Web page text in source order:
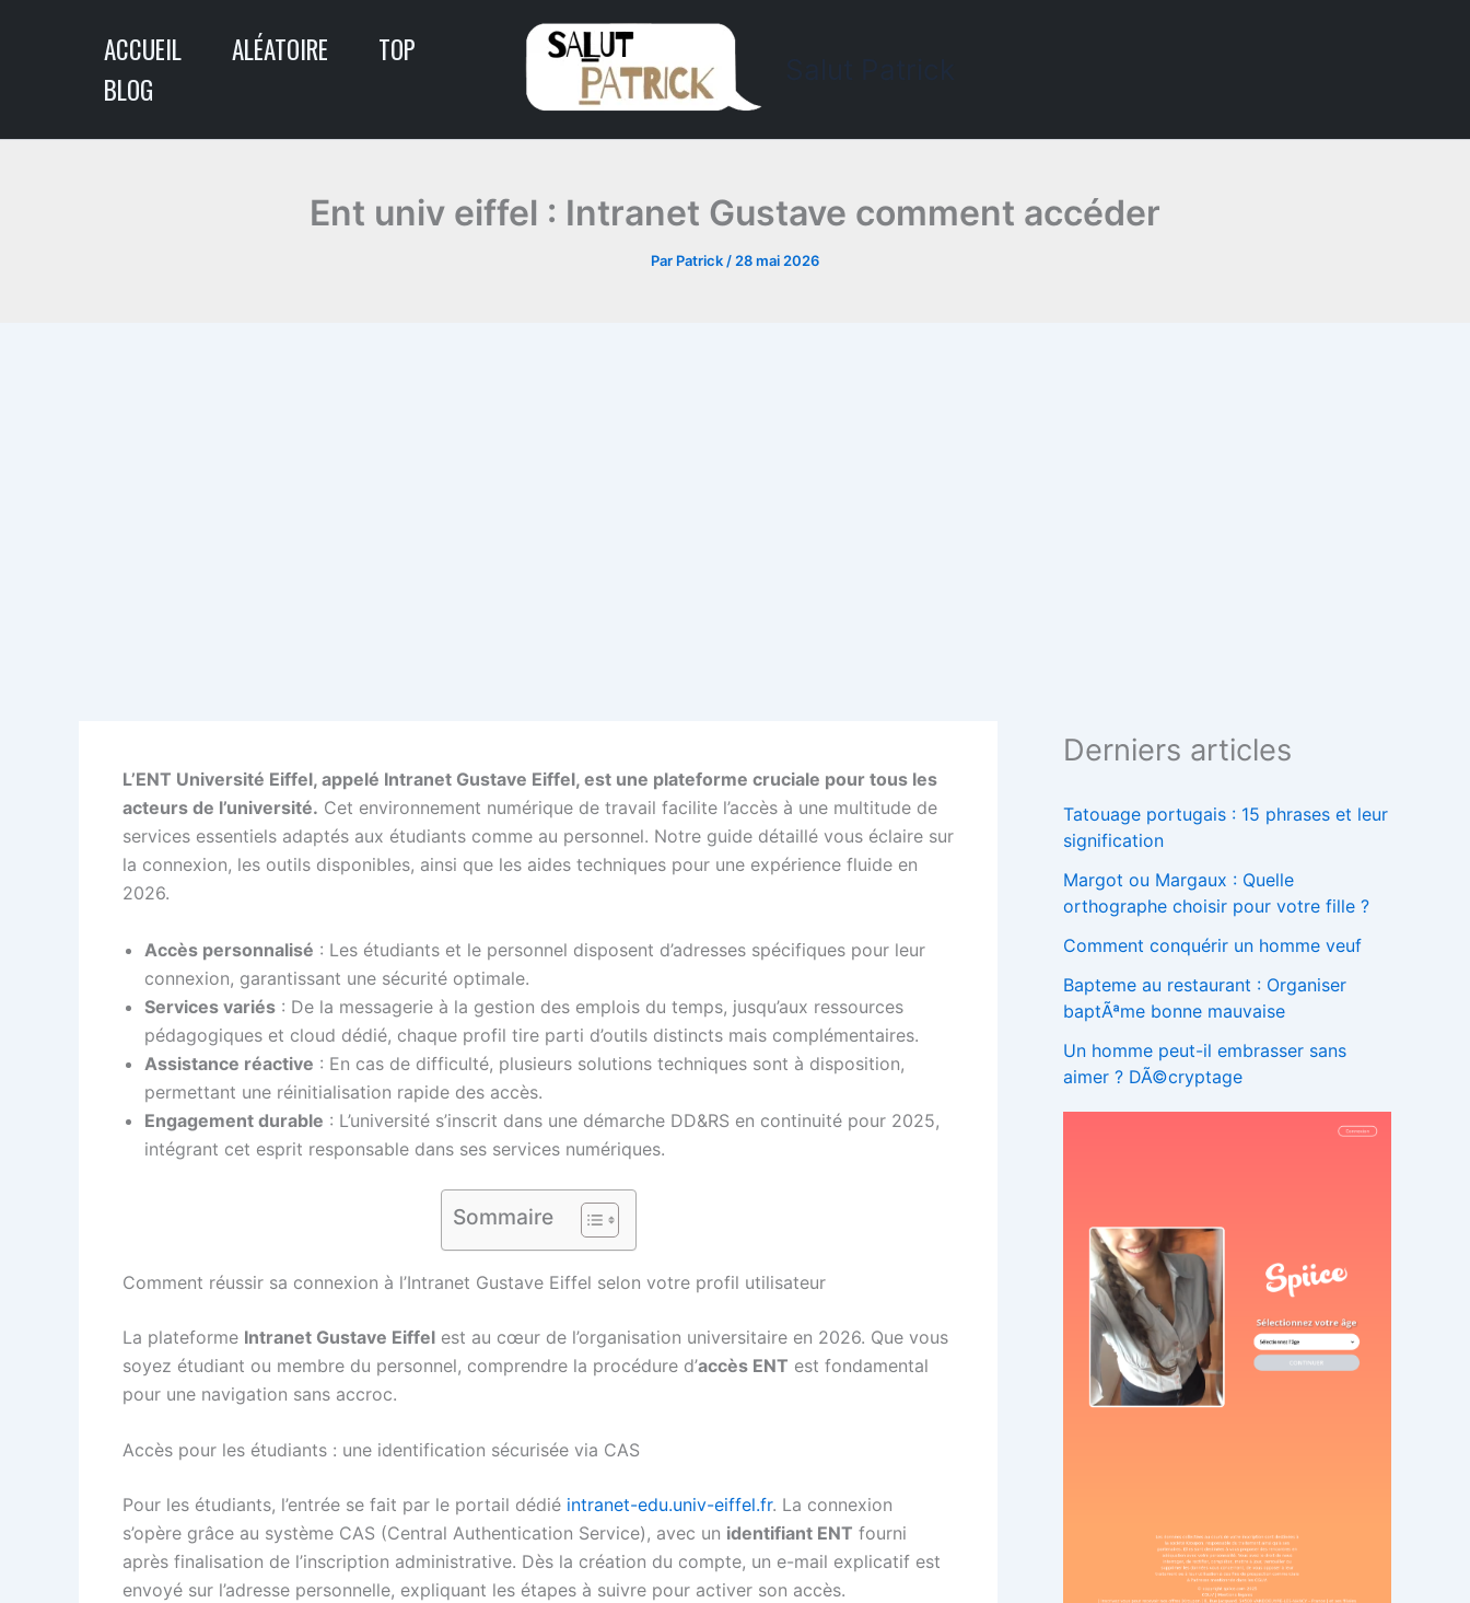
ACCUEIL ALÉATOIRE
TOP
BLOG
Ent univ eiffel : Intranet Gustave comment accéder
Par Patrick / 28 mai 2026
L’ENT Université Eiffel, appelé Intranet Gustave Eiffel, est une plateforme cruciale pour tous les
acteurs de l’université. Cet environnement numérique de travail facilite l’accès à une multitude de
services essentiels adaptés aux étudiants comme au personnel. Notre guide détaillé vous éclaire sur
la connexion, les outils disponibles, ainsi que les aides techniques pour une expérience fluide en
2026.
Accès personnalisé : Les étudiants et le personnel disposent d’adresses spécifiques pour leur
connexion, garantissant une sécurité optimale.
Services variés : De la messagerie à la gestion des emplois du temps, jusqu’aux ressources
pédagogiques et cloud dédié, chaque profil tire parti d’outils distincts mais complémentaires.
Assistance réactive : En cas de difficulté, plusieurs solutions techniques sont à disposition,
permettant une réinitialisation rapide des accès.
Engagement durable : L’université s’inscrit dans une démarche DD&RS en continuité pour 2025,
intégrant cet esprit responsable dans ses services numériques.
Sommaire
Comment réussir sa connexion à l’Intranet Gustave Eiffel selon votre profil utilisateur
La plateforme Intranet Gustave Eiffel est au cœur de l’organisation universitaire en 2026. Que vous
soyez étudiant ou membre du personnel, comprendre la procédure d’accès ENT est fondamental
pour une navigation sans accroc.
Accès pour les étudiants : une identification sécurisée via CAS
Pour les étudiants, l’entrée se fait par le portail dédié intranet-edu.univ-eiffel.fr. La connexion
s’opère grâce au système CAS (Central Authentication Service), avec un identifiant ENT fourni
après finalisation de l’inscription administrative. Dès la création du compte, un e-mail explicatif est
envoyé sur l’adresse personnelle, expliquant les étapes à suivre pour activer son accès.
Derniers articles
Tatouage portugais : 15 phrases et leur
signification
Margot ou Margaux : Quelle
orthographe choisir pour votre fille ?
Comment conquérir un homme veuf
Bapteme au restaurant : Organiser
baptÃªme bonne mauvaise
Un homme peut-il embrasser sans
aimer ? DÃ©cryptage